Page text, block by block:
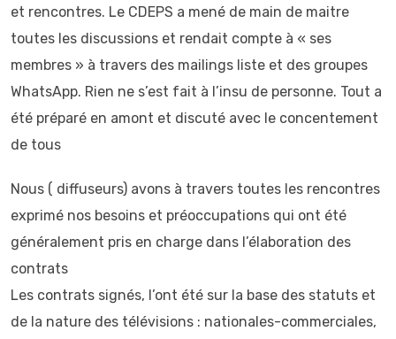
et rencontres. Le CDEPS a mené de main de maitre
toutes les discussions et rendait compte à « ses
membres » à travers des mailings liste et des groupes
WhatsApp. Rien ne s’est fait à l’insu de personne. Tout a
été préparé en amont et discuté avec le concentement
de tous
Nous ( diffuseurs) avons à travers toutes les rencontres
exprimé nos besoins et préoccupations qui ont été
généralement pris en charge dans l’élaboration des
contrats
Les contrats signés, l’ont été sur la base des statuts et
de la nature des télévisions : nationales-commerciales,